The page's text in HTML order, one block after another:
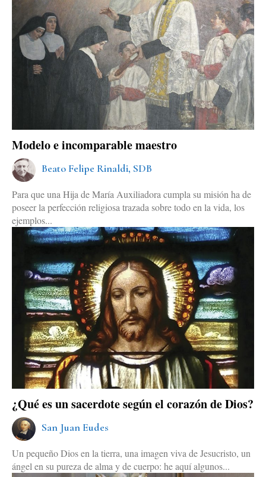
Modelo e incomparable maestro
Beato Felipe Rinaldi, SDB
Para que una Hija de María Auxiliadora cumpla su misión ha de
poseer la perfección religiosa trazada sobre todo en la vida, los
ejemplos...
¿Qué es un sacerdote según el corazón de Dios?
San Juan Eudes
Un pequeño Dios en la tierra, una imagen viva de Jesucristo, un
ángel en su pureza de alma y de cuerpo: he aquí algunos...